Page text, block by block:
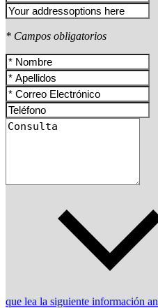
* Campos obligatorios
que lea la siguiente información